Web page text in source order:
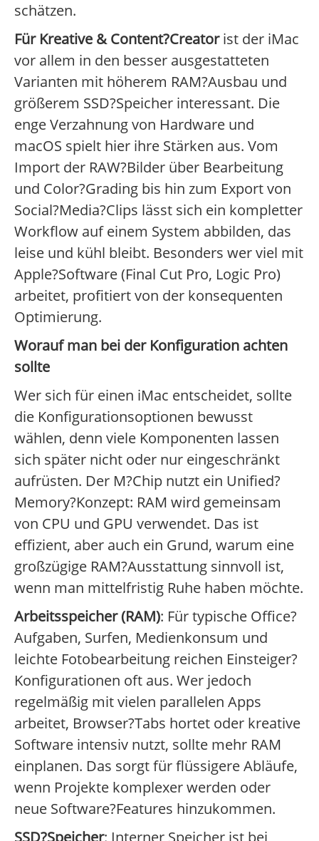
schätzen.
Für Kreative & Content?Creatorist der iMac
vor allem in den besser ausgestatteten
Varianten mit höherem RAM?Ausbau und
größerem SSD?Speicher interessant. Die
enge Verzahnung von Hardware und
macOS spielt hier ihre Stärken aus. Vom
Import der RAW?Bilder über Bearbeitung
und Color?Grading bis hin zum Export von
Social?Media?Clips lässt sich ein kompletter
Workflow auf einem System abbilden, das
leise und kühl bleibt. Besonders wer viel mit
Apple?Software (Final Cut Pro, Logic Pro)
arbeitet, profitiert von der konsequenten
Optimierung.
Worauf man bei der Konfiguration achten
sollte
Wer sich für einen iMac entscheidet, sollte
die Konfigurationsoptionen bewusst
wählen, denn viele Komponenten lassen
sich später nicht oder nur eingeschränkt
aufrüsten. Der M?Chip nutzt ein Unified?
Memory?Konzept: RAM wird gemeinsam
von CPU und GPU verwendet. Das ist
effizient, aber auch ein Grund, warum eine
großzügige RAM?Ausstattung sinnvoll ist,
wenn man mittelfristig Ruhe haben möchte.
Arbeitsspeicher (RAM): Für typische Office?
Aufgaben, Surfen, Medienkonsum und
leichte Fotobearbeitung reichen Einsteiger?
Konfigurationen oft aus. Wer jedoch
regelmäßig mit vielen parallelen Apps
arbeitet, Browser?Tabs hortet oder kreative
Software intensiv nutzt, sollte mehr RAM
einplanen. Das sorgt für flüssigere Abläufe,
wenn Projekte komplexer werden oder
neue Software?Features hinzukommen.